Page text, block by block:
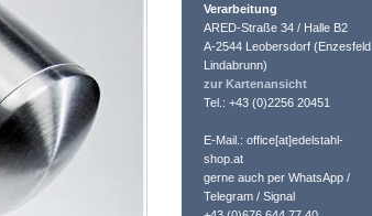
Verarbeitung
ARED-Straße 34 / Halle B2
A-2544 Leobersdorf (Enzesfeld
Lindabrunn)
zur Kartenansicht
Tel.: +43 (0)2256 20451
E-Mail.: office[at]edelstahl-
shop.at
gerne auch per WhatsApp /
Telegram / Signal